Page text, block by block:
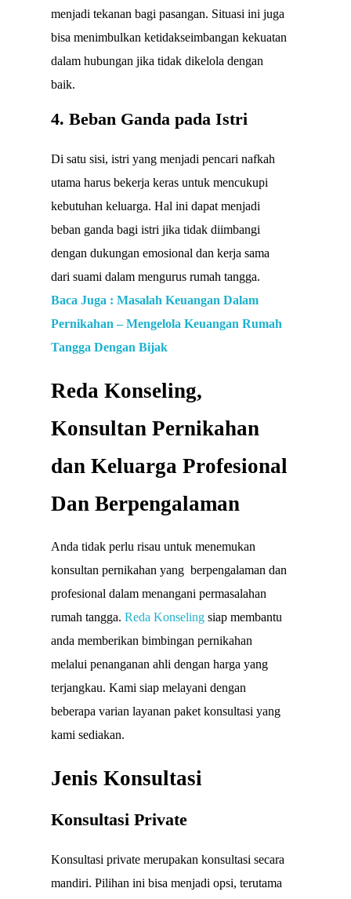
menjadi tekanan bagi pasangan. Situasi ini juga
bisa menimbulkan ketidakseimbangan kekuatan
dalam hubungan jika tidak dikelola dengan
baik.
4. Beban Ganda pada Istri
Di satu sisi, istri yang menjadi pencari nafkah
utama harus bekerja keras untuk mencukupi
kebutuhan keluarga. Hal ini dapat menjadi
beban ganda bagi istri jika tidak diimbangi
dengan dukungan emosional dan kerja sama
dari suami dalam mengurus rumah tangga.
Baca Juga : Masalah Keuangan Dalam
Pernikahan – Mengelola Keuangan Rumah
Tangga Dengan Bijak
Reda Konseling,
Konsultan Pernikahan
dan Keluarga Profesional
Dan Berpengalaman
Anda tidak perlu risau untuk menemukan
konsultan pernikahan yang berpengalaman dan
profesional dalam menangani permasalahan
rumah tangga. Reda Konselingsiap membantu
anda memberikan bimbingan pernikahan
melalui penanganan ahli dengan harga yang
terjangkau. Kami siap melayani dengan
beberapa varian layanan paket konsultasi yang
kami sediakan.
Jenis Konsultasi
Konsultasi Private
Konsultasi private merupakan konsultasi secara
mandiri. Pilihan ini bisa menjadi opsi, terutama